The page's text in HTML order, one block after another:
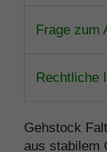
Frage zum
Rechtliche
Gehstock
aus stabilem